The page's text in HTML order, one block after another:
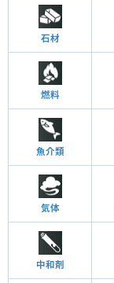
石材
燃料
魚介類
気体
中和剤